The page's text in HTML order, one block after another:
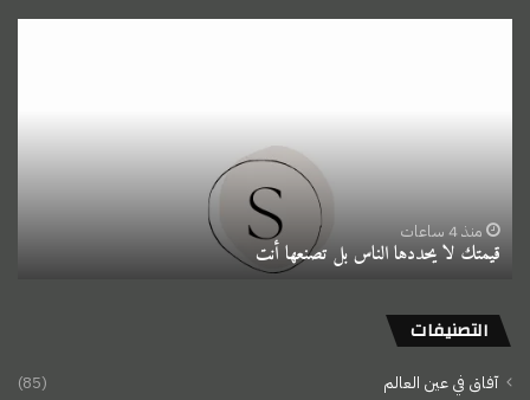
منذ 4 ساعات
قيمتك لا يحددها الناس بل تصنعها أنت
التصنيفات
آفاق في عين العالم
(85)